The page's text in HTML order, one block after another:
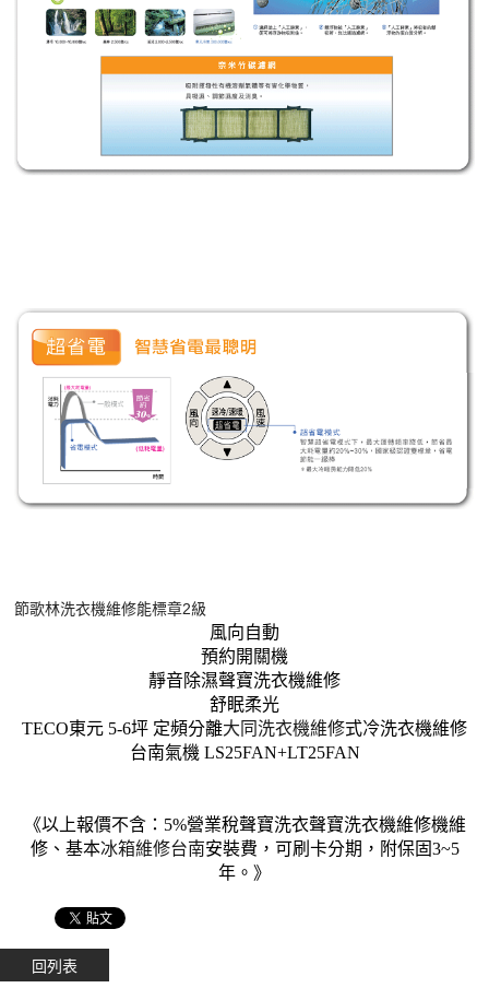
節歌林洗衣機維修能標章2級
風向自動
預約開關機
靜音除濕聲寶洗衣機維修
舒眠柔光
TECO東元 5-6坪 定頻分離大同洗衣機維修式冷洗衣機維修
台南氣機 LS25FAN+LT25FAN
《以上報價不含：5%營業稅聲寶洗衣聲寶洗衣機維修機維
修、基本冰箱維修台南安裝費，可刷卡分期，附保固3~5
年。》
回列表